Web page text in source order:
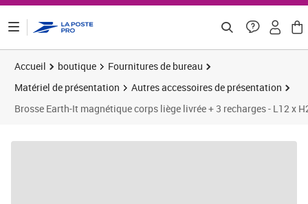
Accueil boutique
Fournitures de bureau
Matériel de présentation
Autres accessoires de présentation
Brosse Earth-It magnétique corps liège livrée + 3 recharges - L12 x